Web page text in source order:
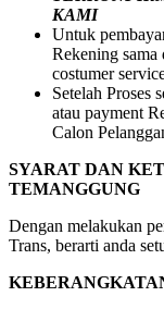
KAMI
Untuk
Rekening
costumer
Setelah Proses
atau payment
Calon
SYARAT DAN
TEMANGGUNG
Dengan melakukan
Trans, berarti anda